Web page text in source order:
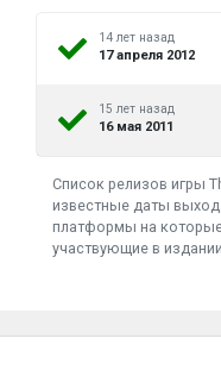
14 лет назад
17 апреля 2012
15 лет назад
16 мая 2011
Список релизов игры
известные даты
платформы на
участвующие в